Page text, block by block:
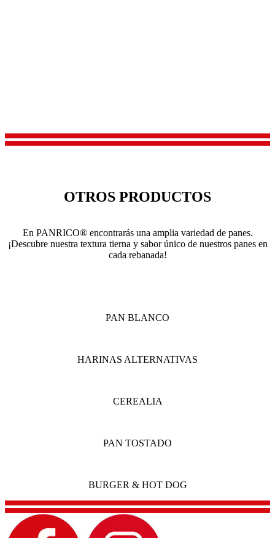
OTROS PRODUCTOS
En PANRICO® encontrarás una amplia variedad de panes.
¡Descubre nuestra textura tierna y sabor único de nuestros panes en
cada rebanada!
PAN BLANCO
HARINAS ALTERNATIVAS
CEREALIA
PAN TOSTADO
BURGER & HOT DOG